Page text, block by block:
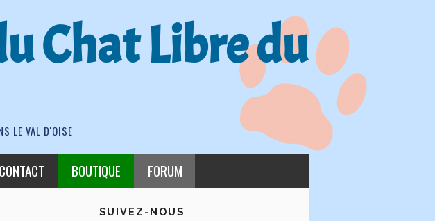
Chat Libre du
LE VAL D'OISE
CONTACT BOUTIQUE FORUM
SUIVEZ-NOUS